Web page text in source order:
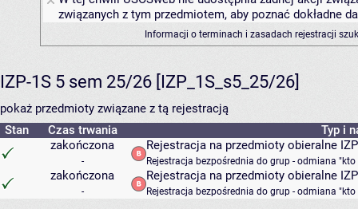
związanych z tym przedmiotem, aby poznać dokładne
Informacji o terminach i zasadach rejestracji
IZP-1S 5 sem 25/26 [IZP_1S_s5_25/26]
pokaż przedmioty związane z tą rejestracją
Stan
Czas trwania
Typ i
zakończona
-
Rejestracja na przedmioty obieralne
Rejestracja bezpośrednia do grup - odmiana "kto
zakończona
-
Rejestracja na przedmioty obieralne
Rejestracja bezpośrednia do grup - odmiana "kto